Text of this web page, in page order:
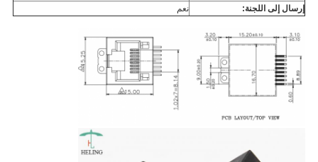
إرسال إلى اللجنة:
نعم